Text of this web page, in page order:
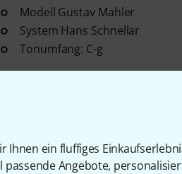
Ihnen ein fluffiges
passende Angebote,
Modell Gustav Mahler
System Hans Schnellar
Tonumfang: C-g
Modell Hans Schnellar